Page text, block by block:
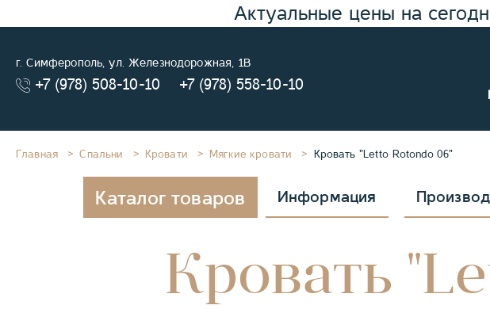
Актуальные цены на
г. Симферополь, ул. Железнодорожная, 1В
+7 (978) 508-10-10 +7 (978) 558-10-10
Главная Спальни Кровати Мягкие кровати Кровать "Letto Rotondo 06"
Каталог товаров Информация
Кровать